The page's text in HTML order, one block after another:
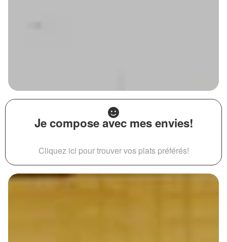
Je compose avec mes envies!
Cliquez ici pour trouver vos plats préférés!